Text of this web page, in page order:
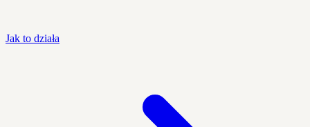
Jak to działa